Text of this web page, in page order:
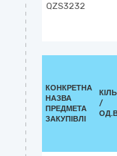
QZS3232
КОНКРЕТНА
НАЗВА
ПРЕДМЕТА
ЗАКУПІВЛІ
/